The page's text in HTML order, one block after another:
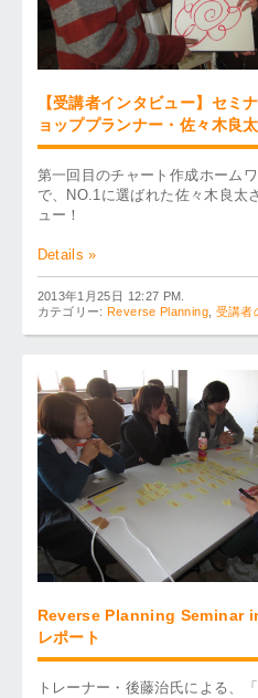
【受講者インタビュー】セミ
ョッププランナー・佐々木良
第一回目のチャート作成ホーム
で、NO.1に選ばれた佐々木良太
ュー！
Details »
2013年1月25日 12:27 PM.
カテゴリー:Reverse Planning, 受講者
Reverse Planning Seminar
レポート
トレーナー・後藤治氏による、